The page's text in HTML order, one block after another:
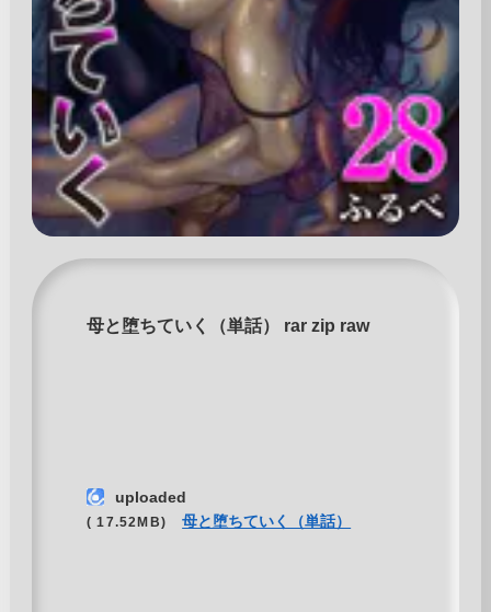
母と堕ちていく（単話） rar zip raw
uploaded
( 17.52MB) 母と堕ちていく（単話）